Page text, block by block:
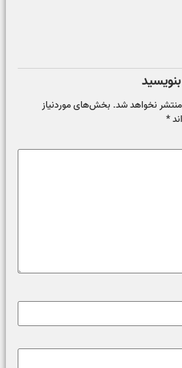
نخواهد شد. بخش‌های موردنیاز
*